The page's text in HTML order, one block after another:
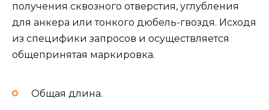
получения сквозного отверстия, углубления
для анкера или тонкого дюбель-гвоздя. Исходя
из специфики запросов и осуществляется
общепринятая маркировка.
Общая длина.